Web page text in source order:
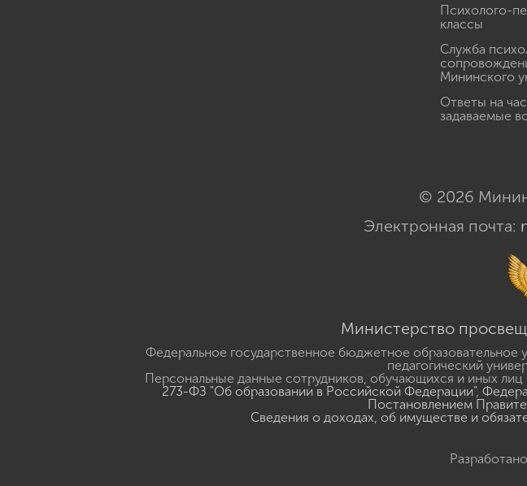
Психолого-
классы
Служба
Мининского
Ответы на
задаваемые
© 2026
Электронная почта:
Министерство
Федеральное государственное бюджетное
педагогический
Персональные данные сотрудников, обучающихся и иных
273-ФЗ "Об образовании в Российской Федерации",
Постановлением
Сведения о доходах, об имуществе и